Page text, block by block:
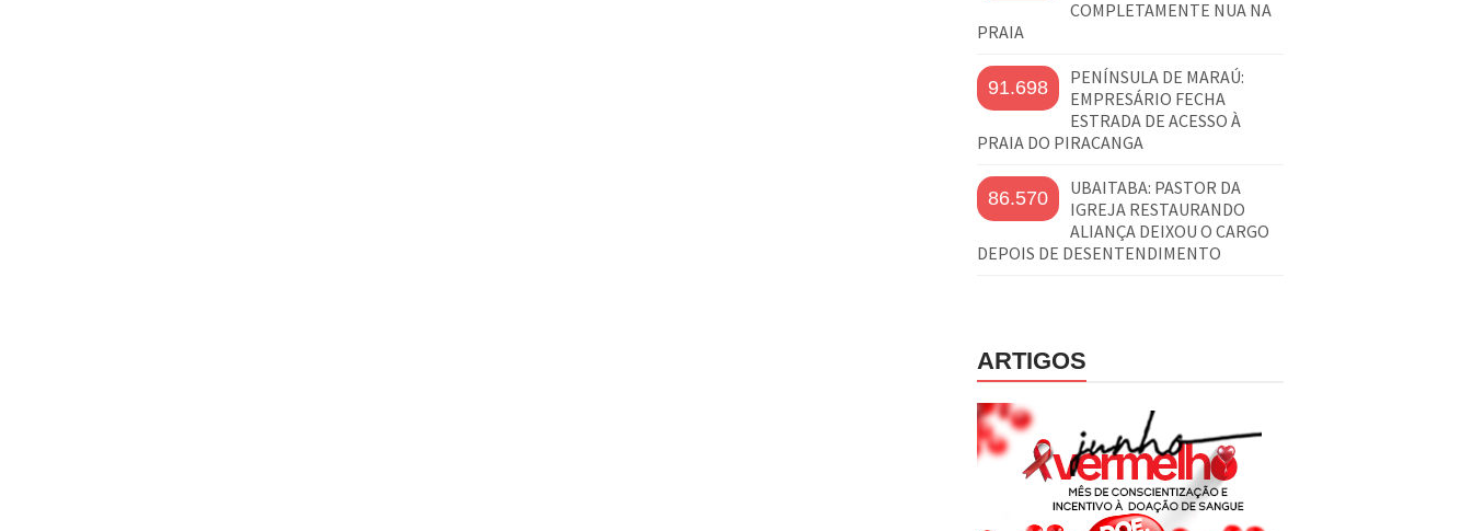
COMPLETAMENTE NUA NA
PRAIA
91.698
PENÍNSULA DE MARAÚ:
EMPRESÁRIO FECHA
ESTRADA DE ACESSO À
PRAIA DO PIRACANGA
86.570
UBAITABA: PASTOR DA
IGREJA RESTAURANDO
ALIANÇA DEIXOU O CARGO
DEPOIS DE DESENTENDIMENTO
ARTIGOS